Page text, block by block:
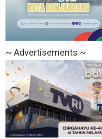
~ Advertisements ~